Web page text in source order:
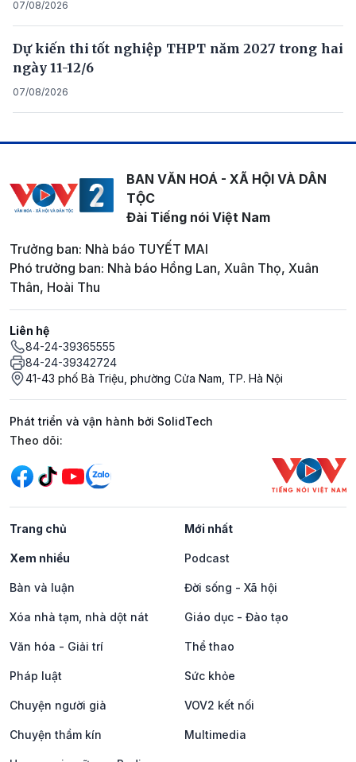
07/08/2026
Dự kiến thi tốt nghiệp THPT năm 2027 trong hai
ngày 11-12/6
07/08/2026
BAN VĂN HOÁ - XÃ HỘI VÀ DÂN
TỘC
Đài Tiếng nói Việt Nam
Trưởng ban: Nhà báo TUYẾT MAI
Phó trưởng ban: Nhà báo Hồng Lan, Xuân Thọ, Xuân
Thân, Hoài Thu
Liên hệ
84-24-39365555
84-24-39342724
41-43 phố Bà Triệu, phường Cửa Nam, TP. Hà Nội
Phát triển và vận hành bởi SolidTech
Mạng xã hội
Theo dõi:
Trang chủ Mới nhất
Xem nhiều Podcast
Bàn và luận Đời sống - Xã hội
Xóa nhà tạm, nhà dột nát Giáo dục - Đào tạo
Văn hóa - Giải trí Thể thao
Pháp luật Sức khỏe
Chuyện người già VOV2 kết nối
Chuyện thầm kín Multimedia